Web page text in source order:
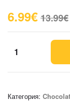
13.99€
6.99€
Категория: